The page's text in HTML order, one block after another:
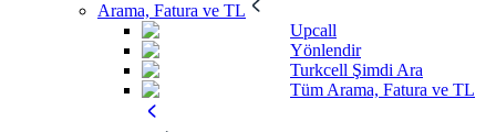
Arama, Fatura ve TL
Upcall
Yönlendir
Turkcell Şimdi Ara
Tüm Arama, Fatura ve TL